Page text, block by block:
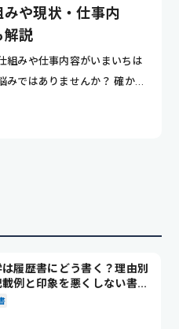
や現状・仕事内
解説
組みや仕事内容がいまいちは
ではありませんか？ 確かに
履歴書にどう書く？理由別
載例と印象を悪くしない書き
説